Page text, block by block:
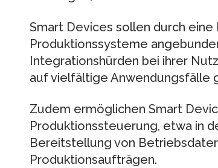
Smart Devices sollen durch
Produktionssysteme
Integrationshürden bei ihrer
auf vielfältige Anwendungsfälle
Zudem ermöglichen Smart
Produktionssteuerung, etwa in
Bereitstellung von
Produktionsaufträgen.